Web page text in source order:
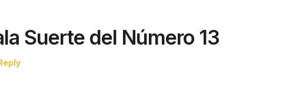
Suerte del Número 13